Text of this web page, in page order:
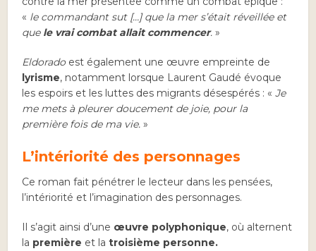
« le commandant sut […] que la mer s’était réveillée et
que le vrai combat allait commencer.»
Eldoradoest également une œuvre empreinte de
lyrisme, notamment lorsque Laurent Gaudé évoque
les espoirs et les luttes des migrants désespérés : «Je
me mets à pleurer doucement de joie, pour la
première fois de ma vie. »
L’intériorité des personnages
Ce roman fait pénétrer le lecteur dans les pensées,
l’intériorité et l’imagination des personnages.
Il s’agit ainsi d’une œuvre polyphonique, où alternent
la première et latroisième personne.